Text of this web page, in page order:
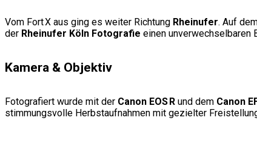
Vom Fort X aus ging es weiter Richtung Rheinufer. Auf
der Rheinufer Köln Fotografie einen unverwechselbaren
Kamera & Objektiv
Fotografiert wurde mit der Canon EOS R und dem Canon
stimmungsvolle Herbstaufnahmen mit gezielter